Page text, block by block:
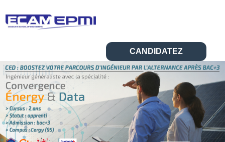
CANDIDATEZ